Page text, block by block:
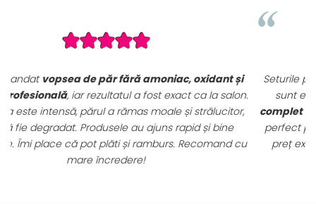
Seturile promoționale de pe VopseaDeParProfesionala.ro
sunt extrem de avantajoase. Am achiziționat un
set
complet de vopsele profesionale cu oxidanți și nuanțar,
perfect pentru uz profesional. Calitate foarte bună la un
preț excelent. Se vede clar că sunt produse originale,
destinate rezultatelor de salon.